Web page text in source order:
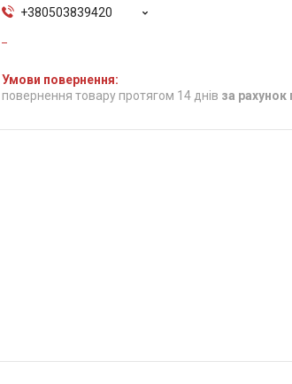
+380503839420
повернення товару протягом 14 днів за рахунок